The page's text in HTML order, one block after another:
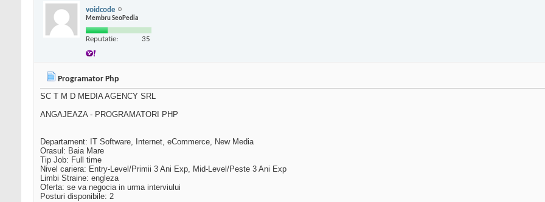
voidcode
Membru SeoPedia
Reputatie: 35
Programator Php
SC T M D MEDIA AGENCY SRL
ANGAJEAZA - PROGRAMATORI PHP
Departament: IT Software, Internet, eCommerce, New Media
Orasul: Baia Mare
Tip Job: Full time
Nivel cariera: Entry-Level/Primii 3 Ani Exp, Mid-Level/Peste 3 Ani Exp
Limbi Straine: engleza
Oferta: se va negocia in urma interviului
Posturi disponibile: 2